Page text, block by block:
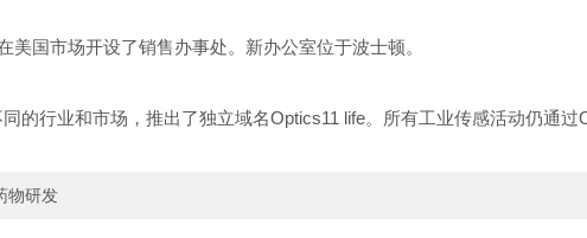
美国市场开设了销售办事处。新办公室位于波士顿。
的行业和市场，推出了独立域名Optics11 life。所有工业传感活动仍通过
物研发